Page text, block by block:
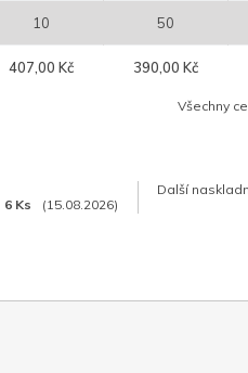
10 50
407,00 Kč 390,00 Kč
Všechny
6 Ks (15.08.2026)
Další